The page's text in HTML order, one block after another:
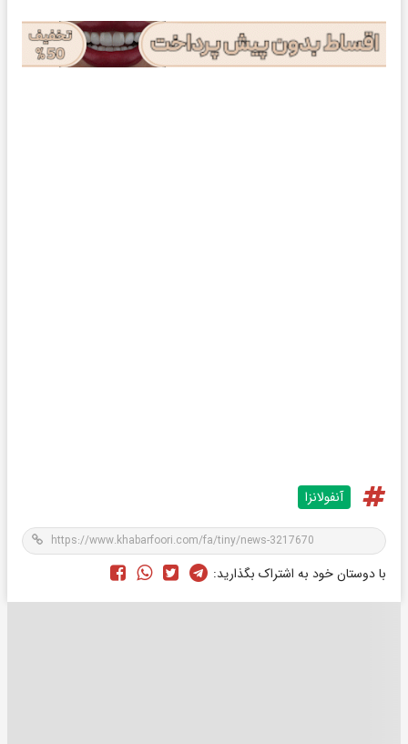
آنفولانزا
با دوستان خود به اشتراک بگذارید: